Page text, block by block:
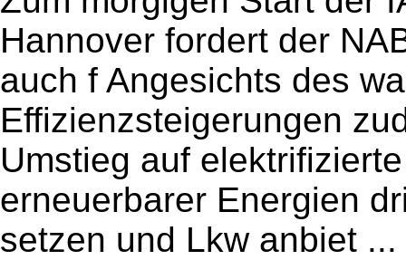
Hannover fordert der
auch f Angesichts des
Effizienzsteigerungen
Umstieg auf
erneuerbarer Energien
setzen und Lkw anbiet ...